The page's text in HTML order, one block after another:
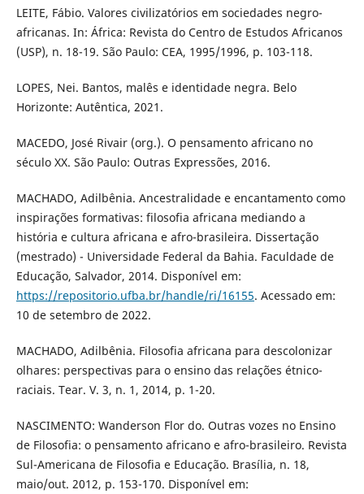
LEITE, Fábio. Valores civilizatórios em sociedades negro-
africanas. In: África: Revista do Centro de Estudos Africanos
(USP), n. 18-19. São Paulo: CEA, 1995/1996, p. 103-118.
LOPES, Nei. Bantos, malês e identidade negra. Belo
Horizonte: Autêntica, 2021.
MACEDO, José Rivair (org.). O pensamento africano no
século XX. São Paulo: Outras Expressões, 2016.
MACHADO, Adilbênia. Ancestralidade e encantamento como
inspirações formativas: filosofia africana mediando a
história e cultura africana e afro-brasileira. Dissertação
(mestrado) - Universidade Federal da Bahia. Faculdade de
Educação, Salvador, 2014. Disponível em:
https://repositorio.ufba.br/handle/ri/16155. Acessado em:
10 de setembro de 2022.
MACHADO, Adilbênia. Filosofia africana para descolonizar
olhares: perspectivas para o ensino das relações étnico-
raciais. Tear. V. 3, n. 1, 2014, p. 1-20.
NASCIMENTO: Wanderson Flor do. Outras vozes no Ensino
de Filosofia: o pensamento africano e afro-brasileiro. Revista
Sul-Americana de Filosofia e Educação. Brasília, n. 18,
maio/out. 2012, p. 153-170. Disponível em: